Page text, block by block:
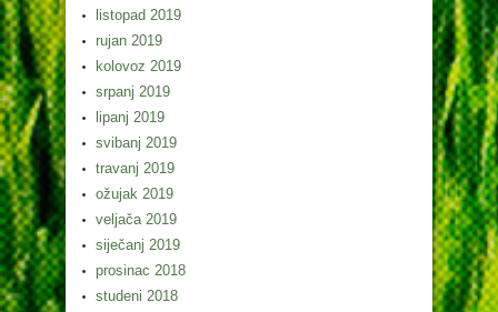
listopad 2019
rujan 2019
kolovoz 2019
srpanj 2019
lipanj 2019
svibanj 2019
travanj 2019
ožujak 2019
veljača 2019
siječanj 2019
prosinac 2018
studeni 2018